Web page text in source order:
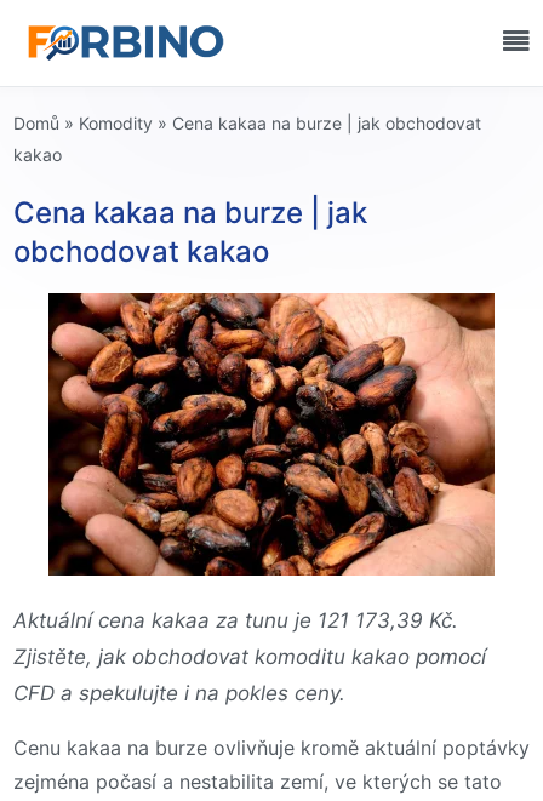
Domů » Komodity » Cena kakaa na burze | jak obchodovat
kakao
Cena kakaa na burze | jak
obchodovat kakao
Aktuální cena kakaa za tunu je 121 173,39 Kč.
Zjistěte, jak obchodovat komoditu kakao pomocí
CFD a spekulujte i na pokles ceny.
Cenu kakaa na burze ovlivňuje kromě aktuální poptávky
zejména počasí a nestabilita zemí, ve kterých se tato